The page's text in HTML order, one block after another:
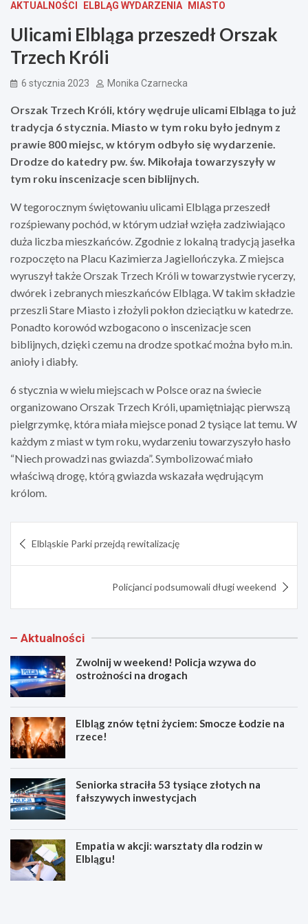
AKTUALNOŚCI ELBLĄG WYDARZENIA MIASTO
Ulicami Elbląga przeszedł Orszak
Trzech Króli
6 stycznia 2023 Monika Czarnecka
Orszak Trzech Króli, który wędruje ulicami Elbląga to już
tradycja 6 stycznia. Miasto w tym roku było jednym z
prawie 800 miejsc, w którym odbyło się wydarzenie.
Drodze do katedry pw. św. Mikołaja towarzyszyły w
tym roku inscenizacje scen biblijnych.
W tegorocznym świętowaniu ulicami Elbląga przeszedł
rozśpiewany pochód, w którym udział wzięła zadziwiająco
duża liczba mieszkańców. Zgodnie z lokalną tradycją jasełka
rozpoczęto na Placu Kazimierza Jagiellończyka. Z miejsca
wyruszył także Orszak Trzech Króli w towarzystwie rycerzy,
dwórek i zebranych mieszkańców Elbląga. W takim składzie
przeszli Stare Miasto i złożyli pokłon dzieciątku w katedrze.
Ponadto korowód wzbogacono o inscenizacje scen
biblijnych, dzięki czemu na drodze spotkać można było m.in.
anioły i diabły.
6 stycznia w wielu miejscach w Polsce oraz na świecie
organizowano Orszak Trzech Króli, upamiętniając pierwszą
pielgrzymkę, która miała miejsce ponad 2 tysiące lat temu. W
każdym z miast w tym roku, wydarzeniu towarzyszyło hasło
“Niech prowadzi nas gwiazda”. Symbolizować miało
właściwą drogę, którą gwiazda wskazała wędrującym
królom.
wpisu
Elbląskie Parki przejdą rewitalizację
Policjanci podsumowali długi weekend
Aktualności
Zwolnij w weekend! Policja wzywa do
ostrożności na drogach
Elbląg znów tętni życiem: Smocze Łodzie na
rzece!
Seniorka straciła 53 tysiące złotych na
fałszywych inwestycjach
Empatia w akcji: warsztaty dla rodzin w
Elblągu!
Z
E